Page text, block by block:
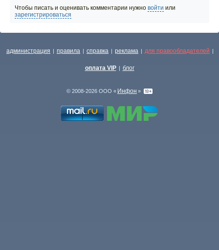
Чтобы писать и оценивать комментарии нужно войти или
зарегистрироваться
администрация | правила | справка | реклама | для правообладателей |
оплата VIP | блог
© 2008-2026 ООО « Инфон »